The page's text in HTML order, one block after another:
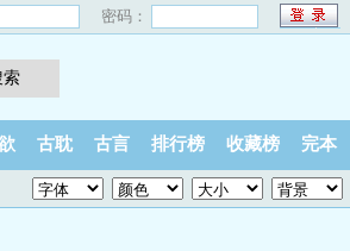
密码：
古耽 古言 排行榜 收藏榜 完本